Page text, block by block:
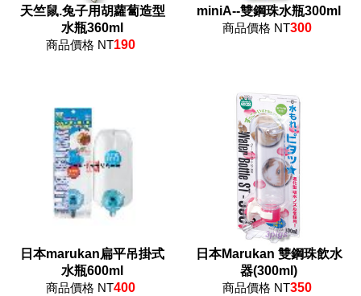
天竺鼠.兔子用胡蘿蔔造型
水瓶360ml
商品價格 NT190
miniA--雙鋼珠水瓶300ml
商品價格 NT300
日本marukan扁平吊掛式
水瓶600ml
商品價格 NT400
日本Marukan 雙鋼珠飲水
器(300ml)
商品價格 NT350